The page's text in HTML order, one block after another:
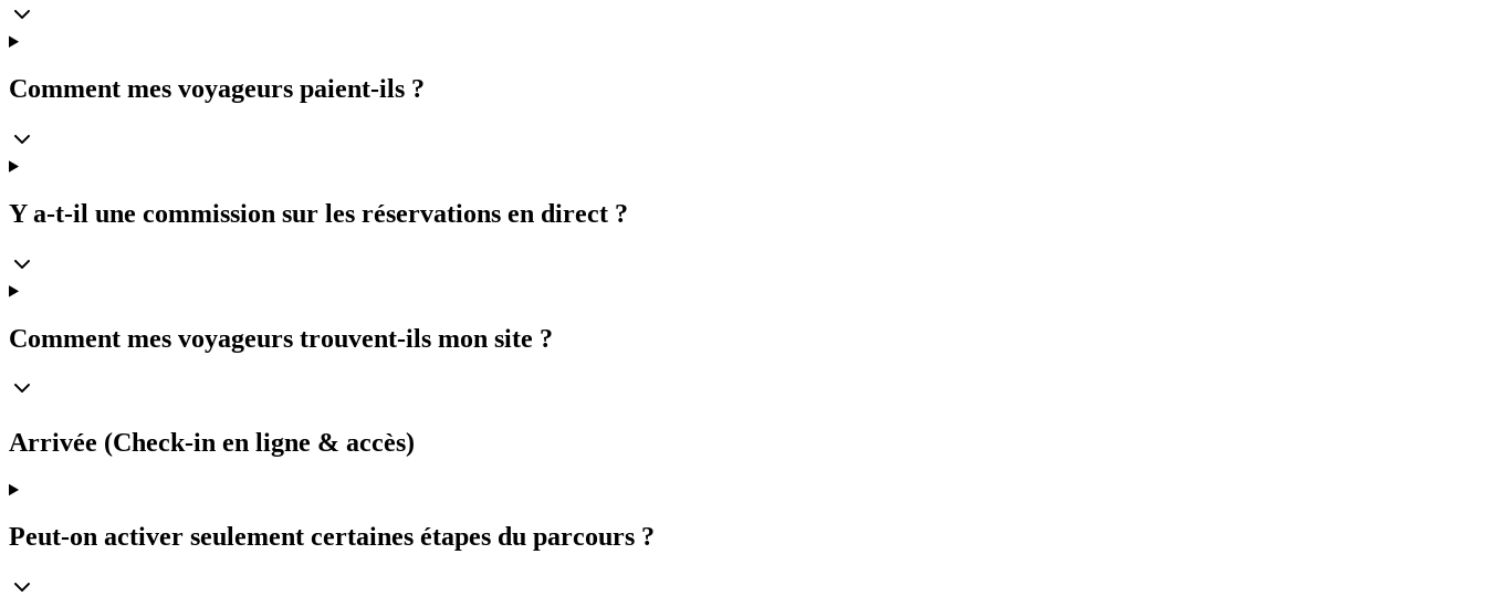
Comment mes voyageurs paient-ils ?
Y a-t-il une commission sur les réservations en direct ?
Comment mes voyageurs trouvent-ils mon site ?
Arrivée (Check-in en ligne & accès)
Peut-on activer seulement certaines étapes du parcours ?